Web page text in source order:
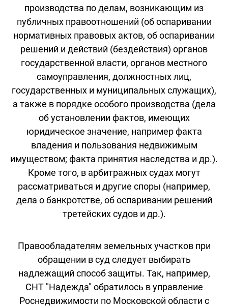
производства по делам, возникающим из
публичных правоотношений (об оспаривании
нормативных правовых актов, об оспаривании
решений и действий (бездействия) органов
государственной власти, органов местного
самоуправления, должностных лиц,
государственных и муниципальных служащих),
а также в порядке особого производства (дела
об установлении фактов, имеющих
юридическое значение, например факта
владения и пользования недвижимым
имуществом; факта принятия наследства и др.).
Кроме того, в арбитражных судах могут
рассматриваться и другие споры (например,
дела о банкротстве, об оспаривании решений
третейских судов и др.).
Правообладателям земельных участков при
обращении в суд следует выбирать
надлежащий способ защиты. Так, например,
СНТ "Надежда" обратилось в управление
Роснедвижимости по Московской области с